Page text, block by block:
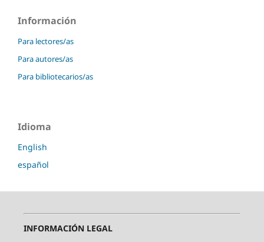
Información
Para lectores/as
Para autores/as
Para bibliotecarios/as
Idioma
English
español
INFORMACIÓN LEGAL